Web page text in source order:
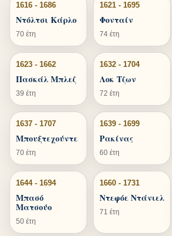
1616 - 1686
Ντόλτσι Κάρλο
70 έτη
1621 - 1695
Φονταίν
74 έτη
1623 - 1662
Πασκάλ Μπλεζ
39 έτη
1632 - 1704
Λοκ Τζων
72 έτη
1637 - 1707
Μπουξτεχούντε
70 έτη
1639 - 1699
Ρακίνας
60 έτη
1644 - 1694
Μπασό
Ματσούο
50 έτη
1660 - 1731
Ντεφόε Ντάνιελ
71 έτη